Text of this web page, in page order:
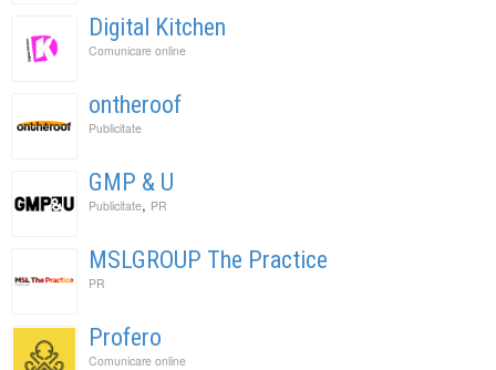
Digital Kitchen
Comunicare online
ontheroof
Publicitate
GMP & U
Publicitate, PR
MSLGROUP The Practice
PR
Profero
Comunicare online